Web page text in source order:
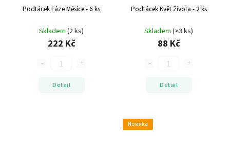
Podtácek Fáze Měsíce - 6 ks
Skladem (2 ks)
222 Kč
Detail
Podtácek Květ života - 2 ks
Skladem (>3 ks)
88 Kč
Detail
Novinka